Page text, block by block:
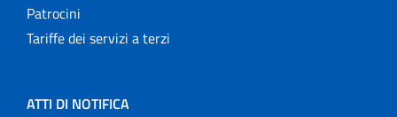
Patrocini
Tariffe dei servizi a terzi
ATTI DI NOTIFICA